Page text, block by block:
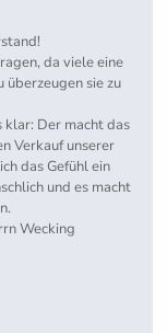
da viele eine
überzeugen sie zu
Der macht das
Verkauf unserer
das Gefühl ein
und es macht
Wecking